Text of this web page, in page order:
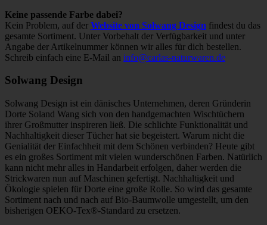
Keine passende Farbe dabei?
Kein Problem, auf der Website von Solwang Design findest du das
gesamte Sortiment. Unter Vorbehalt der Verfügbarkeit und unter
Angabe der Artikelnummer können wir alles für dich bestellen.
Schreib einfach eine E-Mail an info@carlas-naturwaren.de
Solwang Design
Solwang Design ist ein dänisches Unternehmen, deren Gründerin
Dorte Soland Wang sich von den handgemachten Wischtüchern
ihrer Großmutter inspireren ließ. Die schlichte Funktionalität und
Nachhaltigkeit dieser Tücher hat sie begeistert. Warum nicht die
Genialität der Einfachheit mit dem Schönen verbinden? Heute gibt
es ein großes Sortiment mit vielen wunderschönen Farben. Natürlich
kann nicht mehr alles in Handarbeit erfolgen, daher werden die
Strickwaren nun auf Maschinen gefertigt. Nachhaltigkeit und
Ökologie spielen für Dorte eine große Rolle. So wird das gesamte
Sortiment nach und nach auf Bio-Baumwolle umgestellt, um den
bisherigen OEKO-Tex®-Standard zu ersetzen.